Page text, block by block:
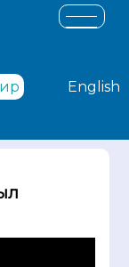
English